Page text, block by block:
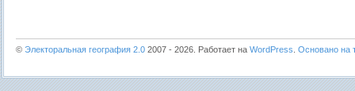
© Электоральная география 2.0 2007 - 2026. Работает на WordPress Основано на